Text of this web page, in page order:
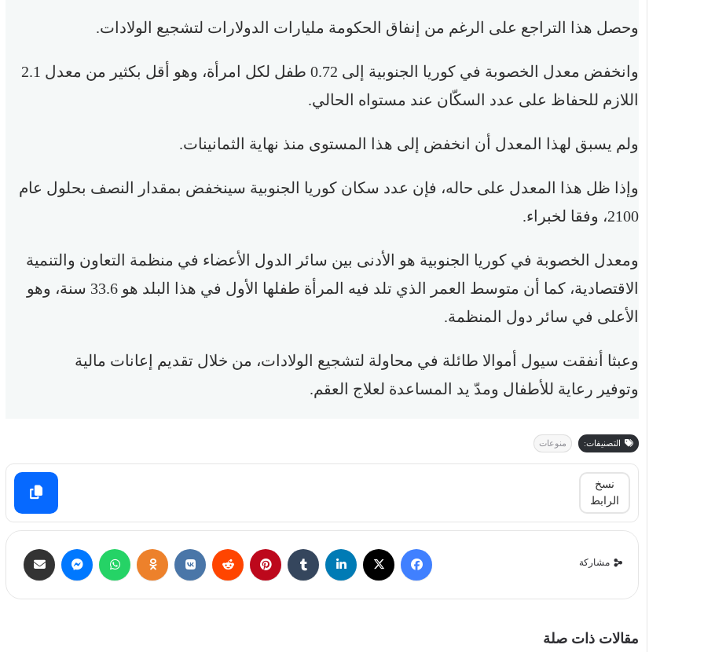
وحصل هذا التراجع على الرغم من إنفاق الحكومة مليارات الدولارات لتشجيع الولادات.
وانخفض معدل الخصوبة في كوريا الجنوبية إلى 0.72 طفل لكل امرأة، وهو أقل بكثير من معدل 2.1
اللازم للحفاظ على عدد السكّان عند مستواه الحالي.
ولم يسبق لهذا المعدل أن انخفض إلى هذا المستوى منذ نهاية الثمانينات.
وإذا ظل هذا المعدل على حاله، فإن عدد سكان كوريا الجنوبية سينخفض بمقدار النصف بحلول عام
2100، وفقا لخبراء.
ومعدل الخصوبة في كوريا الجنوبية هو الأدنى بين سائر الدول الأعضاء في منظمة التعاون والتنمية
الاقتصادية، كما أن متوسط العمر الذي تلد فيه المرأة طفلها الأول في هذا البلد هو 33.6 سنة، وهو
الأعلى في سائر دول المنظمة.
وعبثا أنفقت سيول أموالا طائلة في محاولة لتشجيع الولادات، من خلال تقديم إعانات مالية
وتوفير رعاية للأطفال ومدّ يد المساعدة لعلاج العقم.
التصنيفات: منوعات
نسخ
الرابط
مشاركة
مقالات ذات صلة